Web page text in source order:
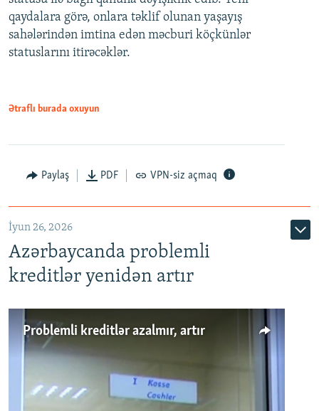
Auto 240p 360p 480p
720p 1080p
480p
720p
qaydalara görə, onlara təklif olunan yaşayış
sahələrindən imtina edən məcburi köçkünlər
statuslarını itirəcəklər.
Ətraflı burada oxuyun
Paylaş PDF VPN-siz açmaq
İyun 26, 2026
Azərbaycanda problemli
kreditlər yenidən artır
Problemli kreditlər azalmır, artır